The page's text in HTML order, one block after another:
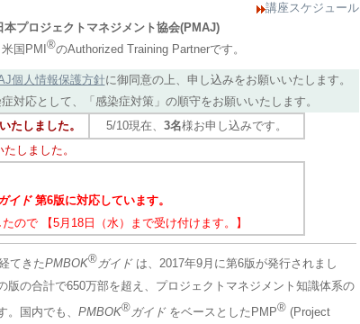
講座スケジュール
本プロジェクトマネジメント協会(PMAJ)
国PMI ®のAuthorized Training Partnerです。
個人情報保護方針に御同意の上、申し込みをお願いいたします。
対応として、「感染症対策」の順守をお願いいたします。
たしました。
5/10現在、 3名様お申し込みです。
しました。
イド第6版に対応しています。
ので 【5月18日（水）まで受け付けます。】
てきたPMBOK®ガイドは、2017年9月に第6版が発行されまし
版の合計で650万部を超え、プロジェクトマネジメント知識体系の
国内でも、 PMBOK®ガイドをベースとしたPMP® (Project